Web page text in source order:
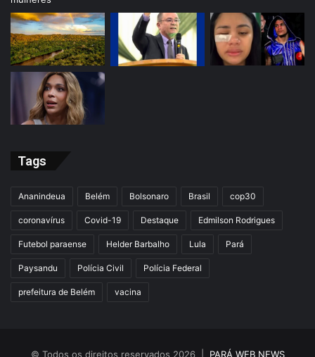
Tags
Ananindeua Belém Bolsonaro Brasil cop30
coronavírus Covid-19 Destaque Edmilson Rodrigues
Futebol paraense Helder Barbalho Lula Pará
Paysandu Polícia Civil Polícia Federal
prefeitura de Belém vacina
© Todos os direitos reservados 2026 | PARÁ WEB NEWS